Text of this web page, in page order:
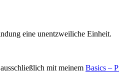
eine unentzweiliche Einheit.
mit meinem Basics –